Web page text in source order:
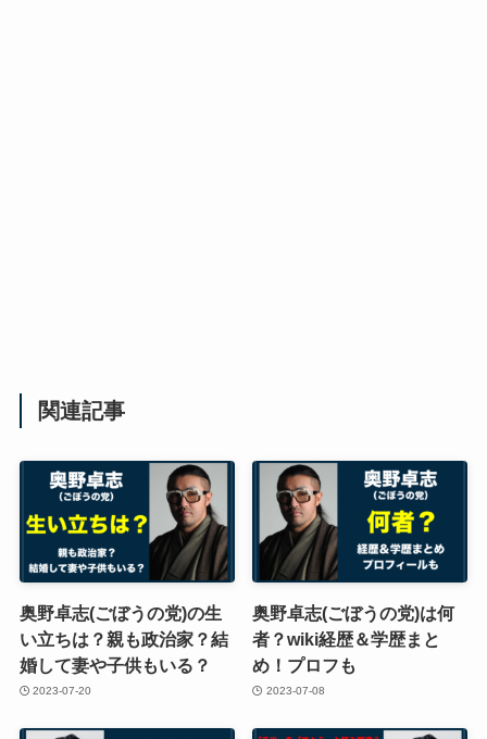
関連記事
奥野卓志(ごぼうの党)の生
い立ちは？親も政治家？結
婚して妻や子供もいる？
2023-07-20
奥野卓志(ごぼうの党)は何
者？wiki経歴＆学歴まと
め！プロフも
2023-07-08